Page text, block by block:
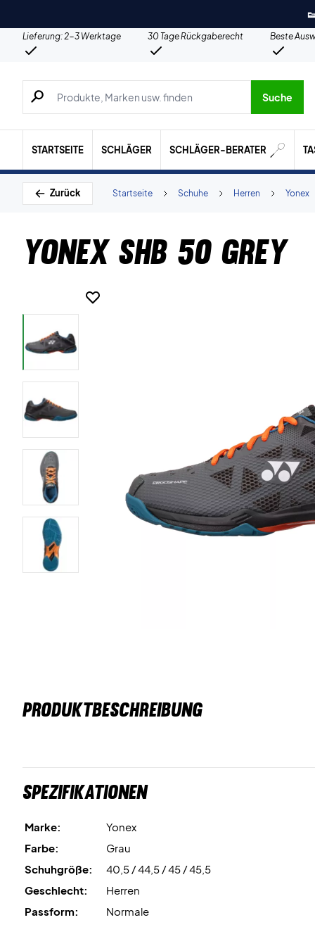
Lieferung: 2-3 Werktage 30 Tage Rückgaberecht Beste
Suche nach Produkten, Marken usw.
Suche
STARTSEITE SCHLÄGER SCHLÄGER-BERATER
Zurück Yonex
Herren
Schuhe
Startseite
Yonex SHB 50 Grey
PRODUKTBESCHREIBUNG
Spezifikationen
Marke:
Yonex
Farbe:
Grau
Schuhgröße:
40,5 / 44,5 / 45 / 45,5
Geschlecht:
Herren
Passform:
Normale